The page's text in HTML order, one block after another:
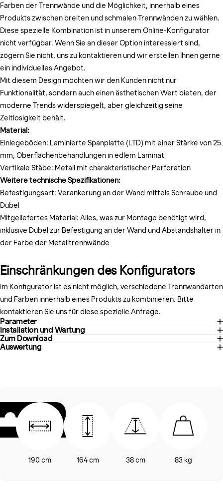
Farben der Trennwände und die Möglichkeit, innerhalb eines
Produkts zwischen breiten und schmalen Trennwänden zu wählen.
Diese spezielle Kombination ist in unserem Online-Konfigurator
nicht verfügbar. Wenn Sie an dieser Option interessiert sind,
zögern Sie nicht, uns zu kontaktieren und wir erstellen Ihnen gerne
ein individuelles Angebot.
Mit diesem Design möchten wir den Kunden nicht nur
Funktionalität, sondern auch einen ästhetischen Wert bieten, der
moderne Trends widerspiegelt, aber gleichzeitig seine
Zeitlosigkeit behält.
Material:
Einlegeböden: Laminierte Spanplatte (LTD) mit einer Stärke von 25
mm, Oberflächenbehandlungen in edlem Laminat
Vertikale Stäbe: Metall mit charakteristischer Perforation
Weitere technische Spezifikationen:
Befestigungsart: Verankerung an der Wand mittels Schraube und
Dübel
Mitgeliefertes Material: Alles, was zur Montage benötigt wird,
inklusive Dübel zur Befestigung an der Wand und Abstandshalter in
der Farbe der Metalltrennwände
Einschränkungen des Konfigurators
Im Konfigurator ist es nicht möglich, verschiedene Trennwandarten
und Farben innerhalb eines Produkts zu kombinieren. Bitte
kontaktieren Sie uns für diese spezielle Anfrage.
Parameter
Installation und Wartung
Zum Download
Auswertung
190 cm 164 cm 38 cm 83 kg